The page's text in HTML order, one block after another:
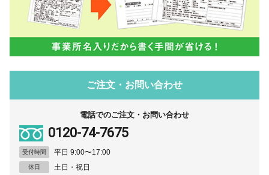
ご注文・お問い合わせ
電話でのご注文・お問い合わせ
0120-74-7675
受付時間 平日 9:00〜17:00
休日 土日・祝日